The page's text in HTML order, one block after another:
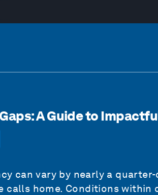
A Guide to
can vary by nearly a
calls home. Conditions within